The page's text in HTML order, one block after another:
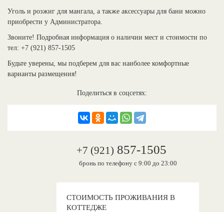
Уголь и розжиг для мангала, а также аксессуары для бани можно
приобрести у Администратора.
Звоните! Подробная информация о наличии мест и стоимости по
тел: +7 (921) 857-1505
Будьте уверены, мы подберем для вас наиболее комфортные
варианты размещения!
Поделиться в соцсетях:
+7 (921) 857-1505
бронь по телефону с 9:00 до 23:00
СТОИМОСТЬ ПРОЖИВАНИЯ В
КОТТЕДЖЕ